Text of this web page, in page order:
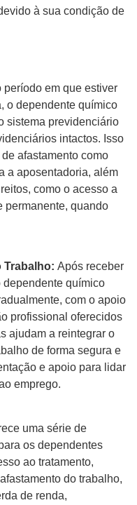
à sua condição de
período em que estiver
o dependente químico
sistema previdenciário
intactos. Isso
afastamento como
a aposentadoria, além
como o acesso a
permanente, quando
Trabalho: Após receber
dependente químico
com o apoio
profissional oferecidos
ajudam a reintegrar o
de forma segura e
e apoio para lidar
emprego.
uma série de
os dependentes
ao tratamento,
do trabalho,
de renda,